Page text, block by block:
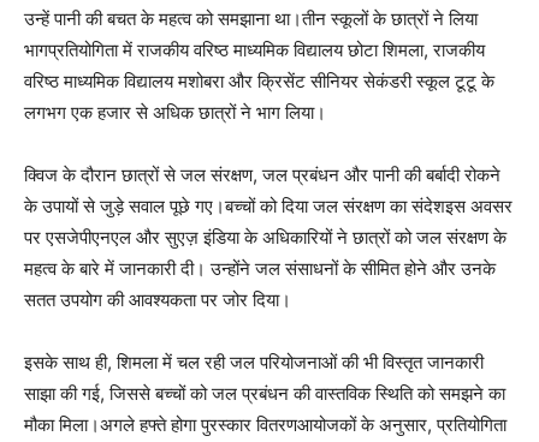
उन्हें पानी की बचत के महत्व को समझाना था।तीन स्कूलों के छात्रों ने लिया
भागप्रतियोगिता में राजकीय वरिष्ठ माध्यमिक विद्यालय छोटा शिमला, राजकीय
वरिष्ठ माध्यमिक विद्यालय मशोबरा और क्रिसेंट सीनियर सेकंडरी स्कूल टूटू के
लगभग एक हजार से अधिक छात्रों ने भाग लिया।
क्विज के दौरान छात्रों से जल संरक्षण, जल प्रबंधन और पानी की बर्बादी रोकने
के उपायों से जुड़े सवाल पूछे गए।बच्चों को दिया जल संरक्षण का संदेशइस अवसर
पर एसजेपीएनएल और सुएज़ इंडिया के अधिकारियों ने छात्रों को जल संरक्षण के
महत्व के बारे में जानकारी दी। उन्होंने जल संसाधनों के सीमित होने और उनके
सतत उपयोग की आवश्यकता पर जोर दिया।
इसके साथ ही, शिमला में चल रही जल परियोजनाओं की भी विस्तृत जानकारी
साझा की गई, जिससे बच्चों को जल प्रबंधन की वास्तविक स्थिति को समझने का
मौका मिला।अगले हफ्ते होगा पुरस्कार वितरणआयोजकों के अनुसार, प्रतियोगिता